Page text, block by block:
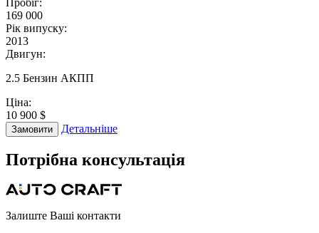
169 000
Рік випуску:
2013
Двигун:
2.5 Бензин АКПП
Ціна:
10 900 $
Замовити Детальніше
Потрібна консультація
Залиште Ваші контакти